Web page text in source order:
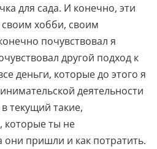
для сада. И конечно, эти
хобби, своим
почувствовал я
другой подход к
деньги, которые до этого я
деятельности
текущий такие,
которые ты не
они пришли и как потратить.